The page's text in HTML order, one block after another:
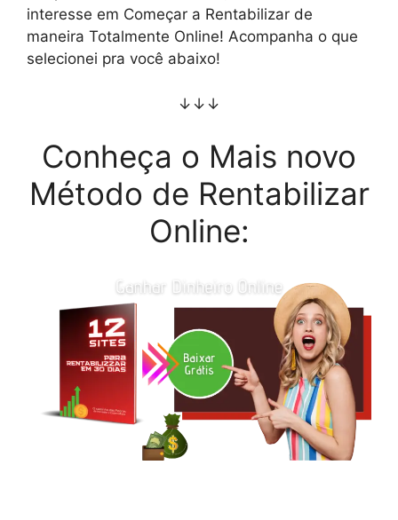
interesse em Começar a Rentabilizar de
maneira Totalmente Online! Acompanha o que
selecionei pra você abaixo!
↓↓↓
Conheça o Mais novo
Método de Rentabilizar
Online: